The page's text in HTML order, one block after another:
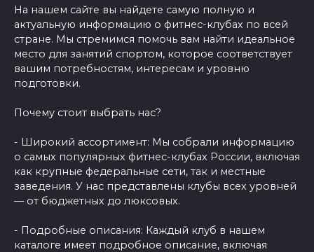
На нашем сайте вы найдете самую полную и
актуальную информацию о фитнес-клубах по всей
стране. Мы стремимся помочь вам найти идеальное
место для занятий спортом, которое соответствует
вашим потребностям, интересам и уровню
подготовки.
Почему стоит выбрать нас?
- Широкий ассортимент: Мы собрали информацию
о самых популярных фитнес-клубах России, включая
как крупные федеральные сети, так и местные
заведения. У нас представлены клубы всех уровней
— от бюджетных до люксовых.
- Подробные описания: Каждый клуб в нашем
каталоге имеет подробное описание, включая